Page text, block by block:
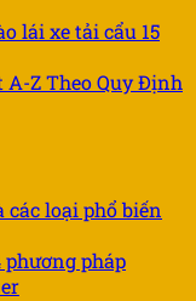
lái xe tải cẩu 15
Z Theo Quy Định
các loại phổ biến
pháp